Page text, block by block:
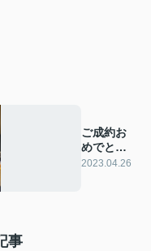
ご成約お
めでとう
ございま
2023.04.26
事